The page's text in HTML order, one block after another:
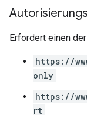
Erfordert einen
https://
only
https://
rt